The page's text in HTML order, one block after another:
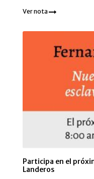
Ver nota
Participa en el
Landeros